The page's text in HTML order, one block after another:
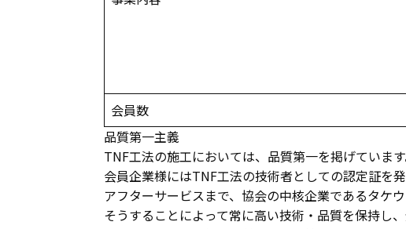
会員数
品質第一主義
TNF工法の施工においては、品質第一を掲げています
会員企業様にはTNF工法の技術者としての認定証を
アフターサービスまで、協会の中核企業であるタケ
そうすることによって常に高い技術・品質を保持し